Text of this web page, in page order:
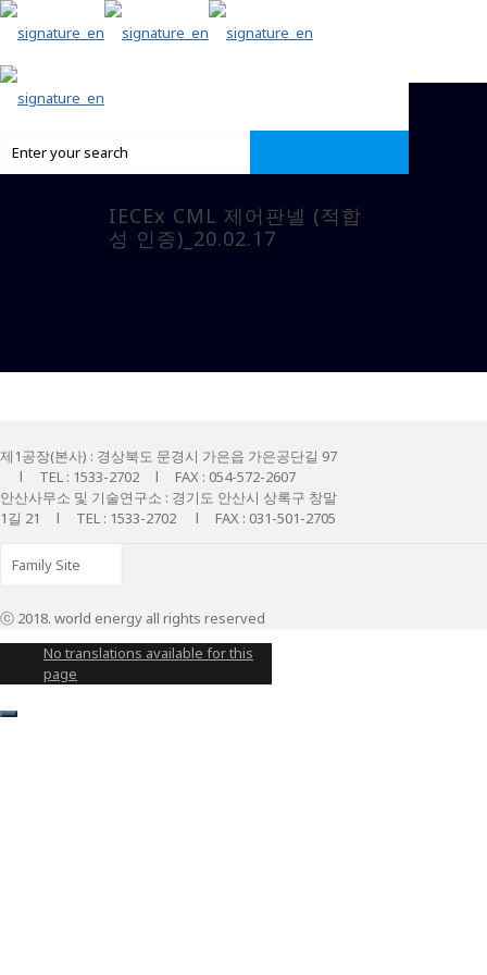
IECEx CML 제어판넬 (적합
성 인증)_20.02.17
제1공장(본사) : 경상북도 문경시 가은읍 가은공단길 97
l TEL : 1533-2702 l FAX : 054-572-2607
안산사무소 및 기술연구소 : 경기도 안산시 상록구 창말
1길 21 l TEL : 1533-2702 l FAX : 031-501-2705
ⓒ 2018. world energy all rights reserved
No translations available for this
page